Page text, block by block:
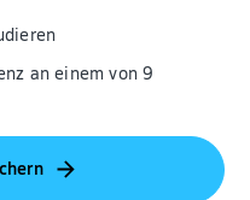
an einem von 9